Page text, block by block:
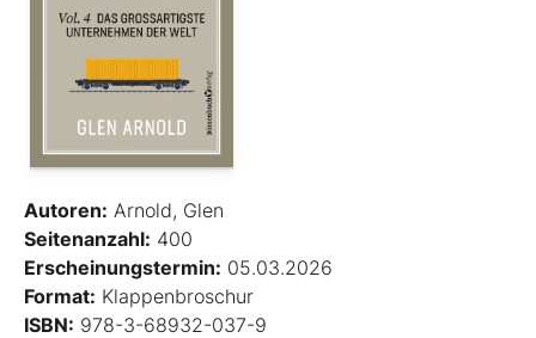
Autoren: Arnold, Glen
Seitenanzahl: 400
Erscheinungstermin: 05.03.2026
Format: Klappenbroschur
ISBN: 978-3-68932-037-9